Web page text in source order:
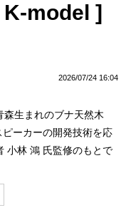
model ]
2026/07/24 16:04
生まれのブナ天然木
ーカーの開発技術を応
小林 鴻 氏監修のもとで